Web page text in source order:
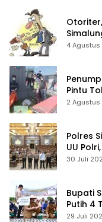
4
Pintu
2
Polres
UU
30 Juli
Bupati
Putih 4
29 Juli